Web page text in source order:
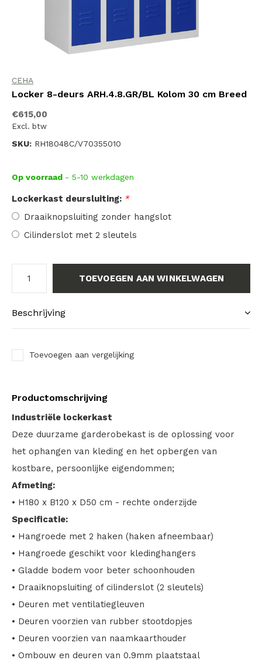
CEHA
Locker 8-deurs ARH.4.8.GR/BL Kolom 30 cm Breed
€615,00
Excl. btw
SKU: RH18048C/V70355010
Op voorraad - 5-10 werkdagen
Lockerkast deursluiting: *
Draaiknopsluiting zonder hangslot
Cilinderslot met 2 sleutels
TOEVOEGEN AAN WINKELWAGEN
Beschrijving
Toevoegen aan vergelijking
Productomschrijving
Industriële lockerkast
Deze duurzame garderobekast is de oplossing voor
het ophangen van kleding en het opbergen van
kostbare, persoonlijke eigendommen;
Afmeting:
• H180 x B120 x D50 cm - rechte onderzijde
Specificatie:
• Hangroede met 2 haken (haken afneembaar)
• Hangroede geschikt voor kledinghangers
• Gladde bodem voor beter schoonhouden
• Draaiknopsluiting of cilinderslot (2 sleutels)
• Deuren met ventilatiegleuven
• Deuren voorzien van rubber stootdopjes
• Deuren voorzien van naamkaarthouder
• Ombouw en deuren van 0.9mm plaatstaal